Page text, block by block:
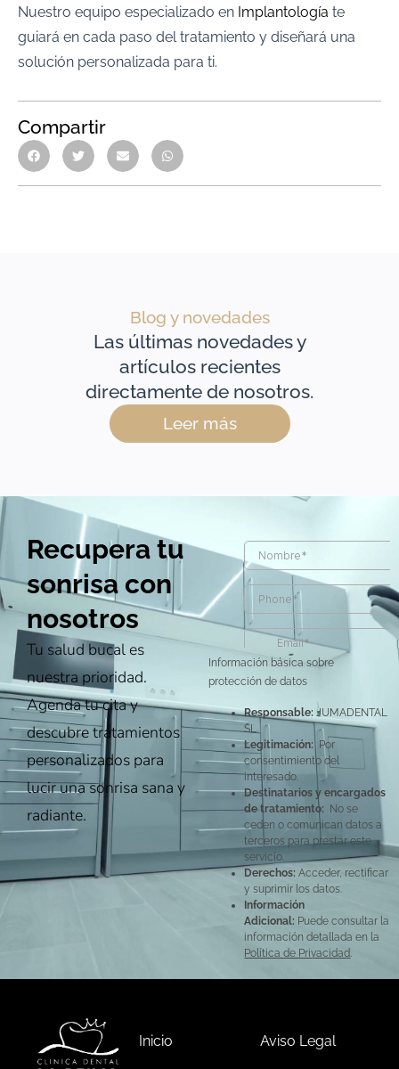
Nuestro equipo especializado en Implantología te
guiará en cada paso del tratamiento y diseñará una
solución personalizada para ti.
Compartir
Blog y novedades
Las últimas novedades y
artículos recientes
directamente de nosotros.
Leer más
Recupera tu
sonrisa con
nosotros
Tu salud bucal es
nuestra prioridad.
Agenda tu cita y
descubre tratamientos
personalizados para
lucir una sonrisa sana y
radiante.
Información básica sobre
protección de datos
Responsable: JUMADENTAL
SL.
Legitimación: Por
consentimiento del
interesado.
Destinatarios y encargados
de tratamiento: No se
ceden o comunican datos a
terceros para prestar este
servicio.
Derechos: Acceder, rectificar
y suprimir los datos.
Información
Adicional: Puede consultar la
información detallada en la
Política de Privacidad
Inicio Aviso Legal